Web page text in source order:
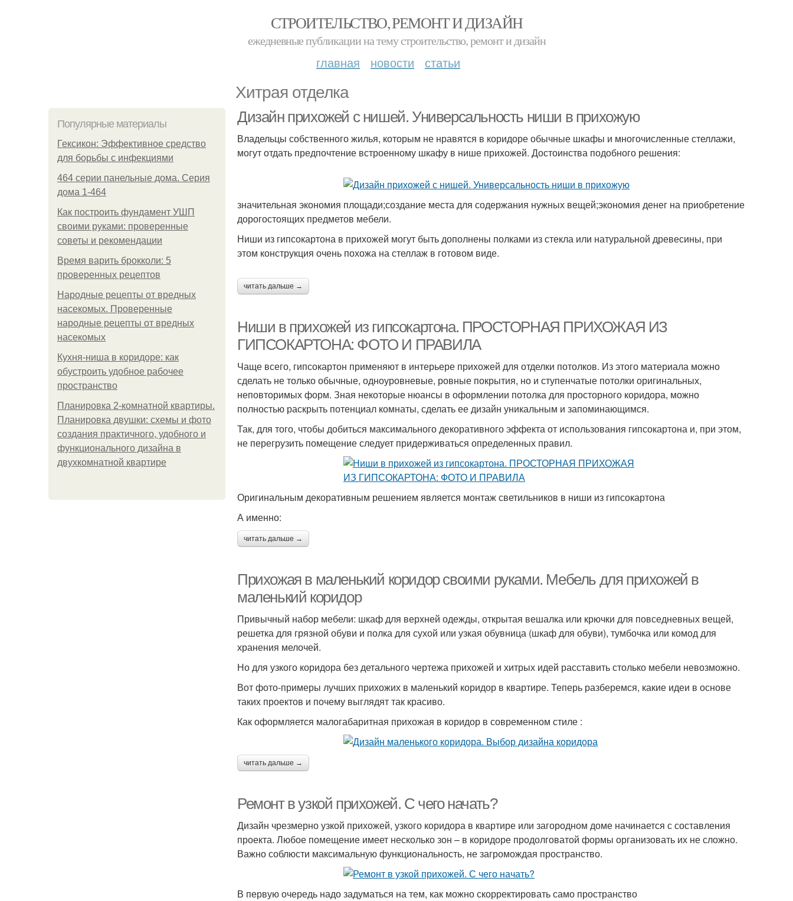
СТРОИТЕЛЬСТВО, РЕМОНТ И ДИЗАЙН
ежедневные публикации на тему строительство, ремонт и дизайн
главная новости статьи
Хитрая отделка
Популярные материалы
Гексикон: Эффективное средство
для борьбы с инфекциями
464 серии панельные дома. Серия
дома 1-464
Как построить фундамент УШП
своими руками: проверенные
советы и рекомендации
Время варить брокколи: 5
проверенных рецептов
Народные рецепты от вредных
насекомых. Проверенные
народные рецепты от вредных
насекомых
Кухня-ниша в коридоре: как
обустроить удобное рабочее
пространство
Планировка 2-комнатной квартиры.
Планировка двушки: схемы и фото
создания практичного, удобного и
функционального дизайна в
двухкомнатной квартире
Дизайн прихожей с нишей. Универсальность ниши в прихожую
Владельцы собственного жилья, которым не нравятся в коридоре обычные шкафы и многочисленные стеллажи,
могут отдать предпочтение встроенному шкафу в нише прихожей. Достоинства подобного решения:
значительная экономия площади;создание места для содержания нужных вещей;экономия денег на приобретение
дорогостоящих предметов мебели.
Ниши из гипсокартона в прихожей могут быть дополнены полками из стекла или натуральной древесины, при
этом конструкция очень похожа на стеллаж в готовом виде.
читать дальше →
Ниши в прихожей из гипсокартона. ПРОСТОРНАЯ ПРИХОЖАЯ ИЗ
ГИПСОКАРТОНА: ФОТО И ПРАВИЛА
Чаще всего, гипсокартон применяют в интерьере прихожей для отделки потолков. Из этого материала можно
сделать не только обычные, одноуровневые, ровные покрытия, но и ступенчатые потолки оригинальных,
неповторимых форм. Зная некоторые нюансы в оформлении потолка для просторного коридора, можно
полностью раскрыть потенциал комнаты, сделать ее дизайн уникальным и запоминающимся.
Так, для того, чтобы добиться максимального декоративного эффекта от использования гипсокартона и, при этом,
не перегрузить помещение следует придерживаться определенных правил.
Оригинальным декоративным решением является монтаж светильников в ниши из гипсокартона
А именно:
читать дальше →
Прихожая в маленький коридор своими руками. Мебель для прихожей в
маленький коридор
Привычный набор мебели: шкаф для верхней одежды, открытая вешалка или крючки для повседневных вещей,
решетка для грязной обуви и полка для сухой или узкая обувница (шкаф для обуви), тумбочка или комод для
хранения мелочей.
Но для узкого коридора без детального чертежа прихожей и хитрых идей расставить столько мебели невозможно.
Вот фото-примеры лучших прихожих в маленький коридор в квартире. Теперь разберемся, какие идеи в основе
таких проектов и почему выглядят так красиво.
Как оформляется малогабаритная прихожая в коридор в современном стиле :
читать дальше →
Ремонт в узкой прихожей. С чего начать?
Дизайн чрезмерно узкой прихожей, узкого коридора в квартире или загородном доме начинается с составления
проекта. Любое помещение имеет несколько зон – в коридоре продолговатой формы организовать их не сложно.
Важно соблюсти максимальную функциональность, не загромождая пространство.
В первую очередь надо задуматься на тем, как можно скорректировать само пространство